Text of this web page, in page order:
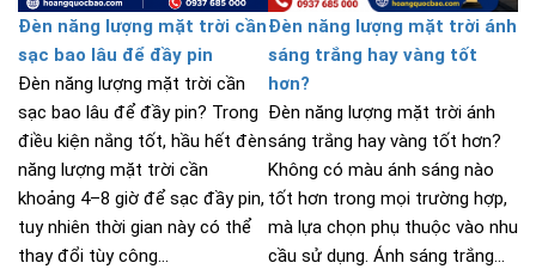
Đèn năng lượng mặt trời cần
sạc bao lâu để đầy pin
Đèn năng lượng mặt trời cần
sạc bao lâu để đầy pin? Trong
điều kiện nắng tốt, hầu hết đèn
năng lượng mặt trời cần
khoảng 4–8 giờ để sạc đầy pin,
tuy nhiên thời gian này có thể
thay đổi tùy công...
Đèn năng lượng mặt trời ánh
sáng trắng hay vàng tốt
hơn?
Đèn năng lượng mặt trời ánh
sáng trắng hay vàng tốt hơn?
Không có màu ánh sáng nào
tốt hơn trong mọi trường hợp,
mà lựa chọn phụ thuộc vào nhu
cầu sử dụng. Ánh sáng trắng...